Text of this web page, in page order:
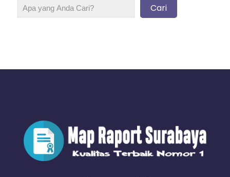
Cari